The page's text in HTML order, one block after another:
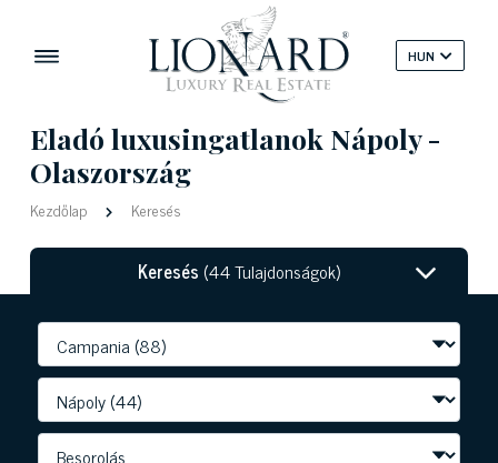
HUN
Eladó luxusingatlanok Nápoly -
Olaszország
Kezdőlap Keresés
Keresés (44 Tulajdonságok)